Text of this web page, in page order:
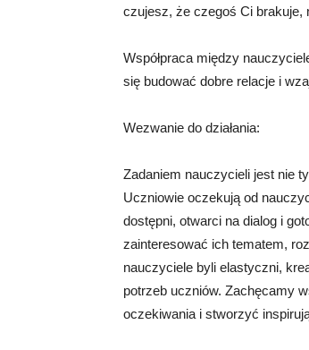
czujesz, że czegoś Ci brakuje,
Współpraca między
się budować dobre relacje i
Wezwanie do działania:
Zadaniem nauczycieli jest nie
Uczniowie oczekują od
dostępni, otwarci na dialog i
zainteresować ich tematem,
nauczyciele byli elastyczni,
potrzeb uczniów. Zachęcamy
oczekiwania i stworzyć